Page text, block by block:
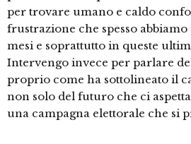
per trovare umano e caldo
frustrazione che spesso
mesi e soprattutto in queste
Intervengo invece per parlare
proprio come ha sottolineato il
non solo del futuro che ci
una campagna elettorale che si